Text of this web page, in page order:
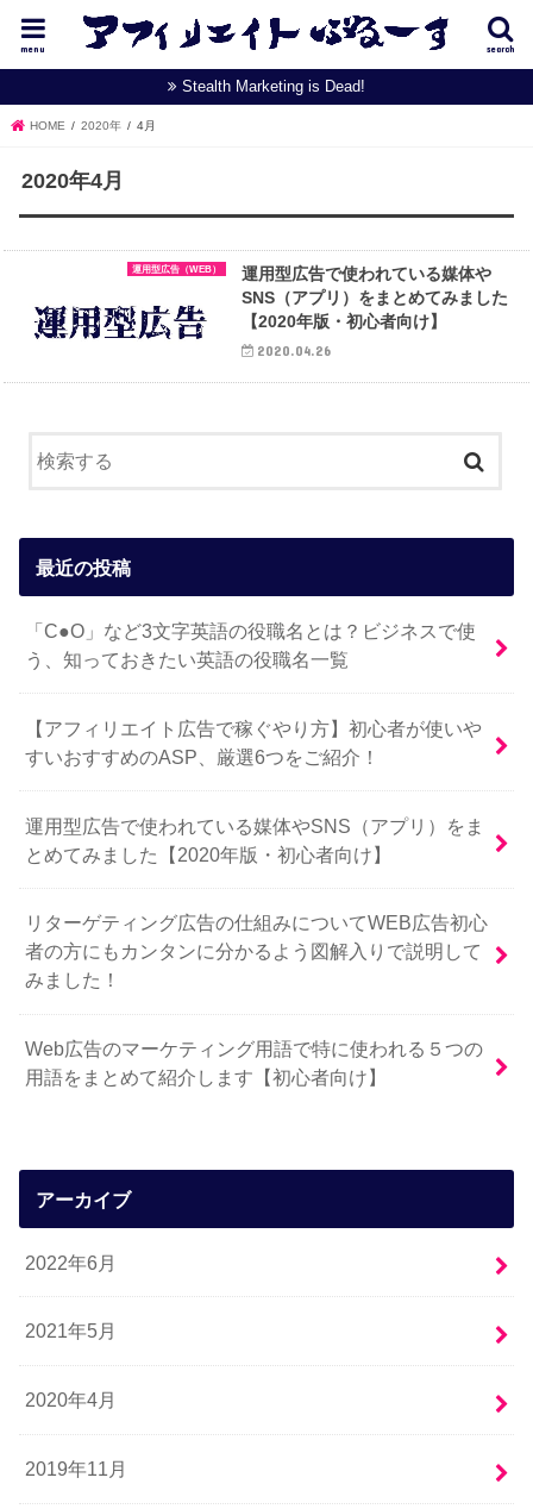
search
menu
Stealth Marketing is Dead!
HOME 2020年 4月
2020年4月
運用型広告（WEB）
運用型広告で使われている媒体や
SNS（アプリ）をまとめてみました
【2020年版・初心者向け】
2020.04.26
最近の投稿
「C●O」など3文字英語の役職名とは？ビジネスで使
う、知っておきたい英語の役職名一覧
【アフィリエイト広告で稼ぐやり方】初心者が使いや
すいおすすめのASP、厳選6つをご紹介！
運用型広告で使われている媒体やSNS（アプリ）をま
とめてみました【2020年版・初心者向け】
リターゲティング広告の仕組みについてWEB広告初心
者の方にもカンタンに分かるよう図解入りで説明して
みました！
Web広告のマーケティング用語で特に使われる５つの
用語をまとめて紹介します【初心者向け】
アーカイブ
2022年6月
2021年5月
2020年4月
2019年11月